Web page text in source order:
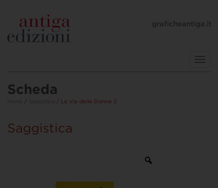
graficheantiga.it
Scheda
/ / Le Vie delle Donne 2
Saggistica